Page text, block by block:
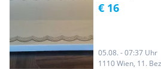
€ 16
05.08. - 07:37 Uhr
1110 Wien, 11.